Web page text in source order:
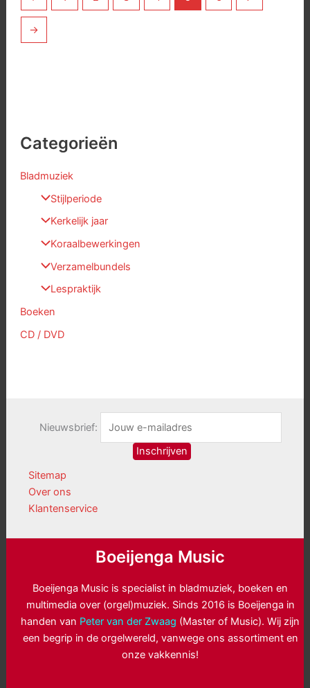
Categorieën
Bladmuziek
Stijlperiode
Kerkelijk jaar
Koraalbewerkingen
Verzamelbundels
Lespraktijk
Boeken
CD / DVD
→
Nieuwsbrief:
Sitemap
Over ons
Klantenservice
Boeijenga Music
Boeijenga Music is specialist in bladmuziek, boeken en
multimedia over (orgel)muziek. Sinds 2016 is Boeijenga in
handen van Peter van der Zwaag (Master of Music). Wij zijn
een begrip in de orgelwereld, vanwege ons assortiment en
onze vakkennis!